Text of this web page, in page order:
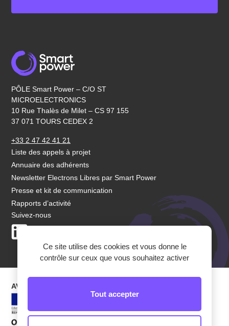
PÔLE Smart Power – C/O ST
MICROELECTRONICS
10 Rue Thalès de Milet – CS 97 155
37 071 TOURS CEDEX 2
+33 2 47 42 41 21
Liste des appels à projet
Annuaire des adhérents
Newsletter Electrons Libres par Smart Power
Presse et kit de communication
Rapports d’activité
Suivez-nous
LinkedInYoutube
AVEC LEUR SOUTIEN
Ce site utilise des cookies et vous donne le
contrôle sur ceux que vous souhaitez activer
Tout accepter